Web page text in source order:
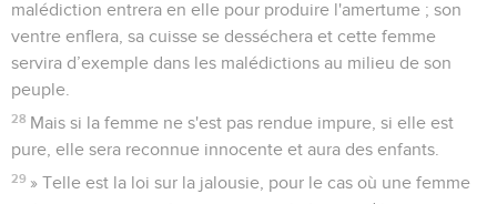
malédiction entrera en elle pour produire l'amertume ; son
ventre enflera, sa cuisse se desséchera et cette femme
servira d’exemple dans les malédictions au milieu de son
peuple.
28 Mais si la femme ne s'est pas rendue impure, si elle est
pure, elle sera reconnue innocente et aura des enfants.
29 » Telle est la loi sur la jalousie, pour le cas où une femme